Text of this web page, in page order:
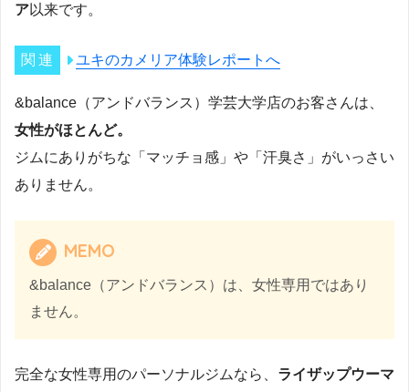
ア以来です。
ユキのカメリア体験レポートへ
&balance（アンドバランス）学芸大学店のお客さんは、
女性がほとんど。
ジムにありがちな「マッチョ感」や「汗臭さ」がいっさい
ありません。
MEMO
&balance（アンドバランス）は、女性専用ではあり
ません。
完全な女性専用のパーソナルジムなら、 ライザップウーマ